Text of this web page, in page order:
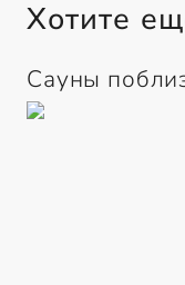
Хотите
Сауны